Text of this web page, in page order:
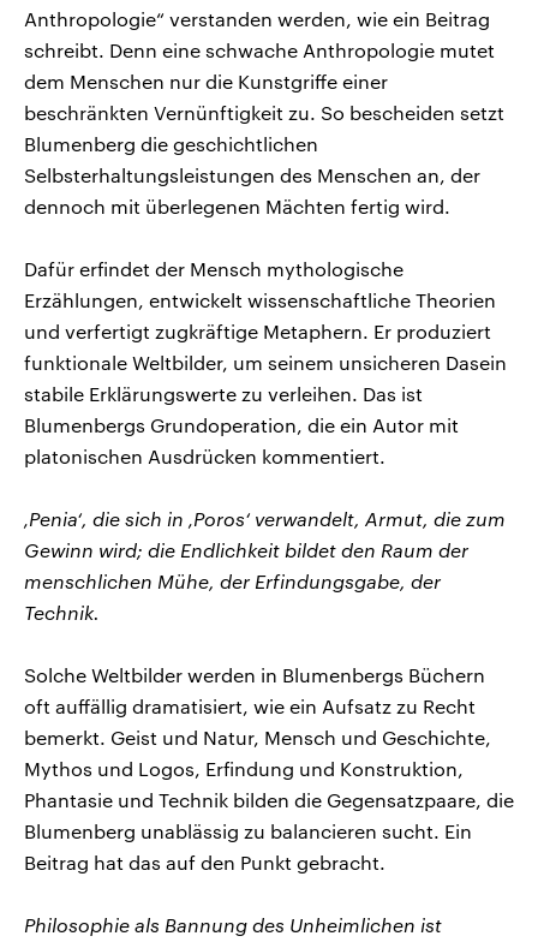
Anthropologie“ verstanden werden, wie ein Beitrag
schreibt. Denn eine schwache Anthropologie mutet
dem Menschen nur die Kunstgriffe einer
beschränkten Vernünftigkeit zu. So bescheiden setzt
Blumenberg die geschichtlichen
Selbsterhaltungsleistungen des Menschen an, der
dennoch mit überlegenen Mächten fertig wird.
Dafür erfindet der Mensch mythologische
Erzählungen, entwickelt wissenschaftliche Theorien
und verfertigt zugkräftige Metaphern. Er produziert
funktionale Weltbilder, um seinem unsicheren Dasein
stabile Erklärungswerte zu verleihen. Das ist
Blumenbergs Grundoperation, die ein Autor mit
platonischen Ausdrücken kommentiert.
‚Penia‘, die sich in ‚Poros‘ verwandelt, Armut, die zum
Gewinn wird; die Endlichkeit bildet den Raum der
menschlichen Mühe, der Erfindungsgabe, der
Technik.
Solche Weltbilder werden in Blumenbergs Büchern
oft auffällig dramatisiert, wie ein Aufsatz zu Recht
bemerkt. Geist und Natur, Mensch und Geschichte,
Mythos und Logos, Erfindung und Konstruktion,
Phantasie und Technik bilden die Gegensatzpaare, die
Blumenberg unablässig zu balancieren sucht. Ein
Beitrag hat das auf den Punkt gebracht.
Philosophie als Bannung des Unheimlichen ist